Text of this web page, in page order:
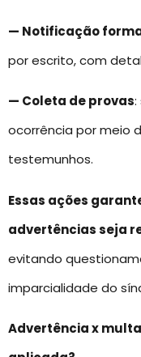
— Notificação
por escrito, com
— Coleta de provas:
ocorrência por meio
testemunhos.
Essas ações
advertências seja
evitando
imparcialidade do
Advertência x